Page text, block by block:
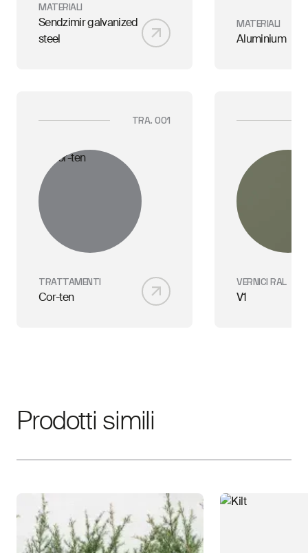
MATERIALI
Sendzimir galvanized
steel
MATERIALI
Aluminium
TRA. 001
TRATTAMENTI
Cor-ten
VERNICI RAL
V1
Prodotti simili